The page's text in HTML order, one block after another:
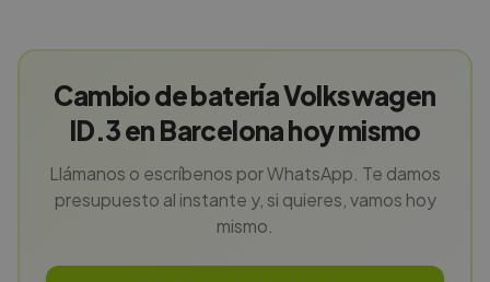
Cambio de batería Volkswagen
ID.3 en Barcelona hoy mismo
Llámanos o escríbenos por WhatsApp. Te damos
presupuesto al instante y, si quieres, vamos hoy
mismo.